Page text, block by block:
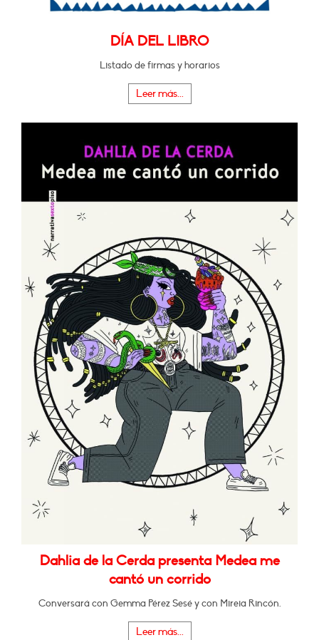
DÍA DEL LIBRO
Listado de firmas y horarios
Leer más...
Dahlia de la Cerda presenta Medea me
cantó un corrido
Conversará con Gemma Pérez Sesé y con Mireia Rincón.
Leer más...